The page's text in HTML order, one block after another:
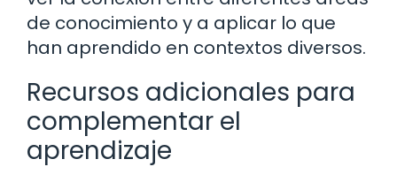
de conocimiento y a aplicar lo que
han aprendido en contextos diversos.
Recursos adicionales para
complementar el
aprendizaje